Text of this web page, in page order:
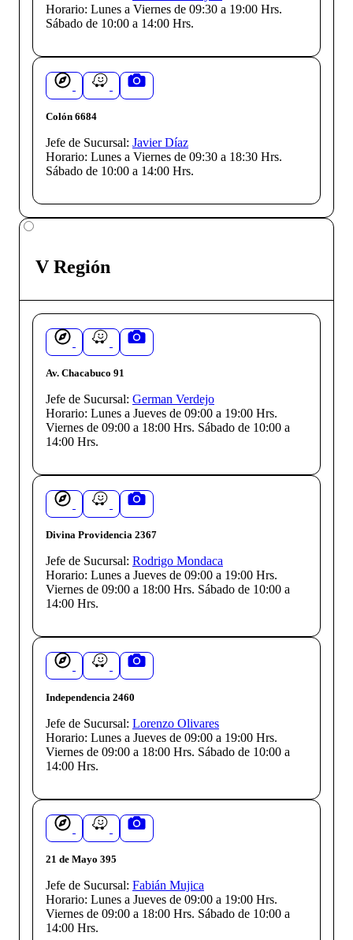
Horario: Lunes a Viernes de 09:30 a 19:00 Hrs.
Sábado de 10:00 a 14:00 Hrs.
Colón 6684
Jefe de Sucursal: Javier Díaz
Horario: Lunes a Viernes de 09:30 a 18:30 Hrs.
Sábado de 10:00 a 14:00 Hrs.
V Región
Av. Chacabuco 91
Jefe de Sucursal: German Verdejo
Horario: Lunes a Jueves de 09:00 a 19:00 Hrs.
Viernes de 09:00 a 18:00 Hrs. Sábado de 10:00 a
14:00 Hrs.
Divina Providencia 2367
Jefe de Sucursal: Rodrigo Mondaca
Horario: Lunes a Jueves de 09:00 a 19:00 Hrs.
Viernes de 09:00 a 18:00 Hrs. Sábado de 10:00 a
14:00 Hrs.
Independencia 2460
Jefe de Sucursal: Lorenzo Olivares
Horario: Lunes a Jueves de 09:00 a 19:00 Hrs.
Viernes de 09:00 a 18:00 Hrs. Sábado de 10:00 a
14:00 Hrs.
21 de Mayo 395
Jefe de Sucursal: Fabián Mujica
Horario: Lunes a Jueves de 09:00 a 19:00 Hrs.
Viernes de 09:00 a 18:00 Hrs. Sábado de 10:00 a
14:00 Hrs.